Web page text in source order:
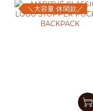
＼大容量 休閑款／